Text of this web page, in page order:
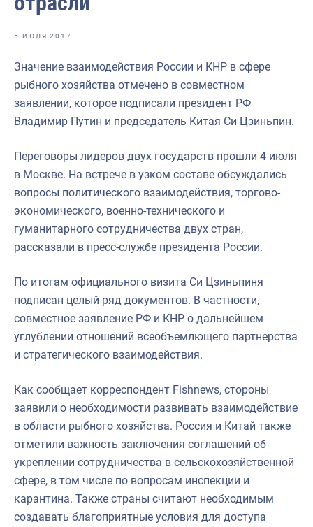
Отраслевые СМИ
Выставки и конференции
Научно-практическая литература
Рыбоохрана России
Отрасль в цифрах
Большая африканская экспедиция
Укрепление духовно-нравственных ценностей
5 ИЮЛЯ 2017
Значение взаимодействия России и КНР в сфере
рыбного хозяйства отмечено в совместном
заявлении, которое подписали президент РФ
Владимир Путин и председатель Китая Си Цзиньпин.
Переговоры лидеров двух государств прошли 4 июля
в Москве. На встрече в узком составе обсуждались
вопросы политического взаимодействия, торгово-
экономического, военно-технического и
гуманитарного сотрудничества двух стран,
рассказали в пресс-службе президента России.
По итогам официального визита Си Цзиньпиня
подписан целый ряд документов. В частности,
совместное заявление РФ и КНР о дальнейшем
углублении отношений всеобъемлющего партнерства
и стратегического взаимодействия.
Как сообщает корреспондент Fishnews, стороны
заявили о необходимости развивать взаимодействие
в области рыбного хозяйства. Россия и Китай также
отметили важность заключения соглашений об
укреплении сотрудничества в сельскохозяйственной
сфере, в том числе по вопросам инспекции и
карантина. Также страны считают необходимым
создавать благоприятные условия для доступа